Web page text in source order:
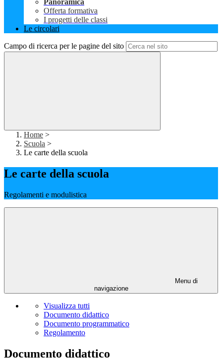
Panoramica
Offerta formativa
I progetti delle classi
Le circolari
Campo di ricerca per le pagine del sito
Home >
Scuola >
Le carte della scuola
Le carte della scuola
Regolamenti e modulistica
Menu di
navigazione
Visualizza tutti
Documento didattico
Documento programmatico
Regolamento
Documento didattico